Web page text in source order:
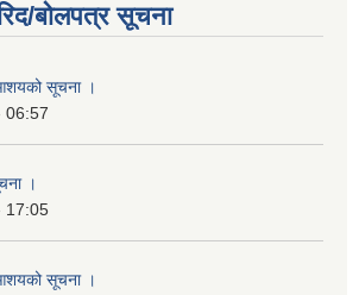
बोलपत्र सूचना
सूचना ।
06:57
।
17:05
सूचना ।